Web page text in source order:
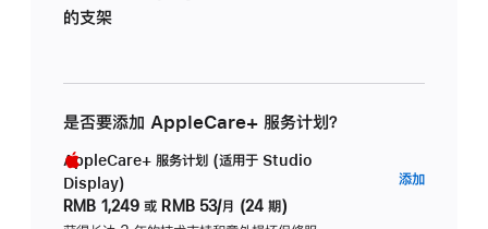
的支架
是否要添加 AppleCare+ 服务计划？
AppleCare+ 服务计划 (适用于 Studio
Display)
RMB 1,249 或 RMB 53/月 (24 期)
添加